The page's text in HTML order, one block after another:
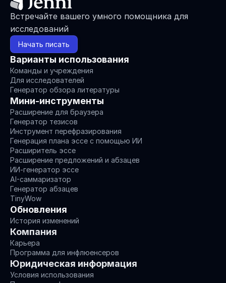
Встречайте вашего умного помощника для
исследований
Начать писать
Варианты использования
Команды и учреждения
Для исследователей
Генератор обзора литературы
Мини-инструменты
Расширение для браузера
Генератор тезисов
Инструмент перефразирования
Генерация плана эссе с помощью ИИ
Расширитель эссе
Расширение предложений и абзацев
ИИ-генератор эссе
AI-саммаризатор
Генератор абзацев
TinyWow
Обновления
История изменений
Компания
Карьера
Программа для инфлюенсеров
Юридическая информация
Условия использования